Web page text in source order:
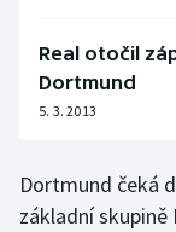
Ostatní
Real otočil
Dortmund
5. 3. 2013
Dortmund čeká
základní skupině